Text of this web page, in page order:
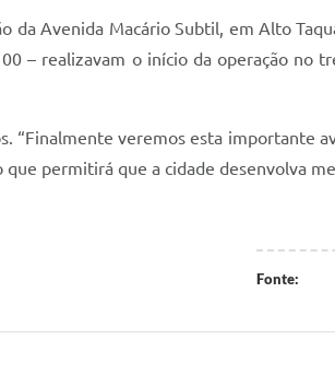
da Avenida Macário Subtil, em Alto
– realizavam o início da operação no
veremos esta importante
permitirá que a cidade desenvolva
Fonte: